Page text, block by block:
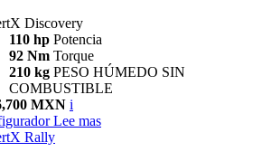
Discovery
110 hp Potencia
92 Nm Torque
210 kg PESO HÚMEDO SIN
COMBUSTIBLE
MXN i
Lee mas
Rally